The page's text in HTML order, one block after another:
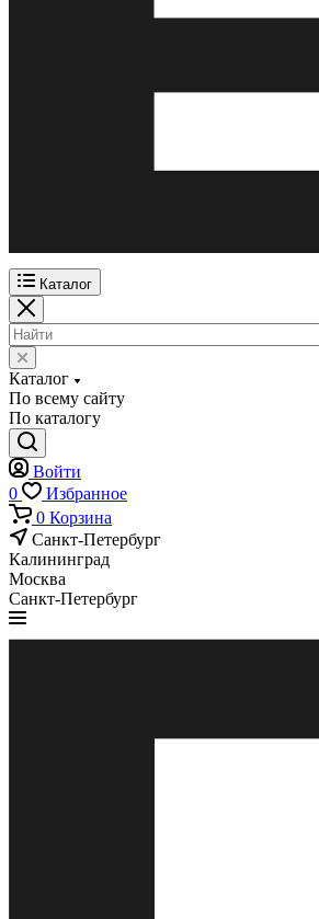
Каталог
Каталог
По всему сайту
По каталогу
Войти
0
Избранное
0 Корзина
Санкт-Петербург
Калининград
Москва
Санкт-Петербург